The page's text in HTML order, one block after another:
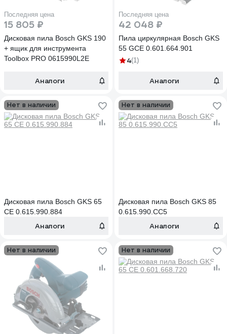
Последняя цена
15 805 ₽
Дисковая пила Bosch GKS 190
+ ящик для инструмента
Toolbox PRO 0615990L2E
Аналоги
Последняя цена
42 048 ₽
Пила циркулярная Bosch GKS
55 GCE 0.601.664.901
4(1)
Аналоги
Нет в наличии
Дисковая пила Bosch GKS 65
CE 0.615.990.884
Аналоги
Нет в наличии
Дисковая пила Bosch GKS 85
0.615.990.CC5
Аналоги
Нет в наличии Нет в наличии